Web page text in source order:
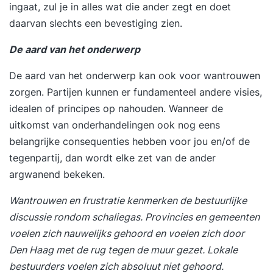
persoonlijke leerdoelen en actiepunten voor de
komende periode. 17:00 uur Einde training Dag 2
tussenliggende periode en behaalde ervaringen.
Herkennen en voorkomen van kritische valkuilen
en tactische fouten. Leren van bewezen
strategieën en succesvolle praktijkcases.
Effectief handelen onder spanning, tijdsdruk en
weerstand. Herkennen en benutten van non-
verbale signalen en verborgen boodschappen.
Doelgericht toewerken naar een overeenkomst
training en opstellen van een persoonlijk
praktijkgericht actieplan. 17:00 uur Einde training
Je training in 3 stappen Stap 1. Je start met een
persoonlijke intake Voorafgaand aan de training
vul je een online intake in. Wil je liever je
ingaat, zul je in alles wat die ander zegt en doet
daarvan slechts een bevestiging zien.
De aard van het onderwerp
De aard van het onderwerp kan ook voor wantrouwen
zorgen. Partijen kunnen er fundamenteel andere visies,
idealen of principes op nahouden. Wanneer de
uitkomst van onderhandelingen ook nog eens
belangrijke consequenties hebben voor jou en/of de
tegenpartij, dan wordt elke zet van de ander
argwanend bekeken.
Wantrouwen en frustratie kenmerken de bestuurlijke
discussie rondom schaliegas. Provincies en gemeenten
voelen zich nauwelijks gehoord en voelen zich door
Den Haag met de rug tegen de muur gezet. Lokale
bestuurders voelen zich absoluut niet gehoord.